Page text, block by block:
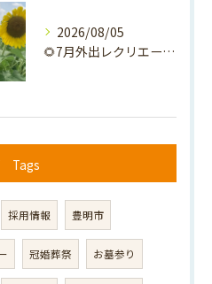
2026/08/05
🌻7月外出レクリエーション🌻
Tags
採用情報 豊明市
冠婚葬祭 お墓参り